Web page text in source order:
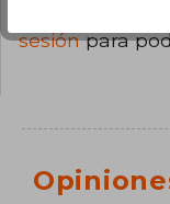
¿Tienes una
sesiónpara